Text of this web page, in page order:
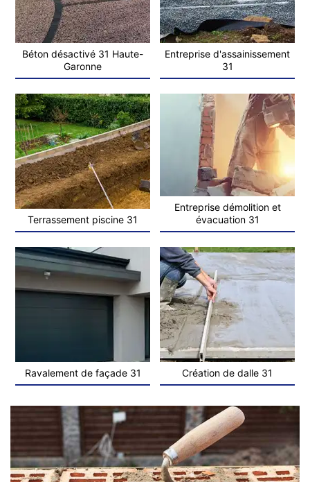
Béton désactivé 31 Haute-
Garonne
Entreprise d'assainissement
31
Terrassement piscine 31
Entreprise démolition et
évacuation 31
Ravalement de façade 31 Création de dalle 31